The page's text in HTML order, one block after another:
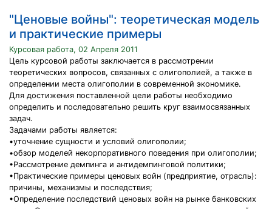
"Ценовые войны": теоретическая модель
и практические примеры
Курсовая работа, 02 Апреля 2011
Цель курсовой работы заключается в рассмотрении
теоретических вопросов, связанных с олигополией, а также в
определении места олигополии в современной экономике.
Для достижения поставленной цели работы необходимо
определить и последовательно решить круг взаимосвязанных
задач.
Задачами работы является:
•уточнение сущности и условий олигополии;
•обзор моделей некорпоративного поведения при олигополии;
•Рассмотрение демпинга и антидемпинговой политики;
•Практические примеры ценовых войн (предприятие, отрасль):
причины, механизмы и последствия;
•Определение последствий ценовых войн на рынке банковских